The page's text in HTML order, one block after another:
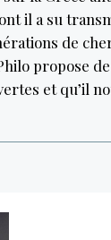
il a su
de
propose
et qu’il